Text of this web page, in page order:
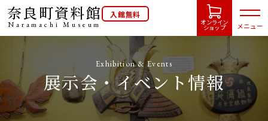
奈良町資料館
NaramachiMuseum
入館無料
オンライン
ショップ メニュー
HOME
Exhibition & Events
展示会・イベント情報